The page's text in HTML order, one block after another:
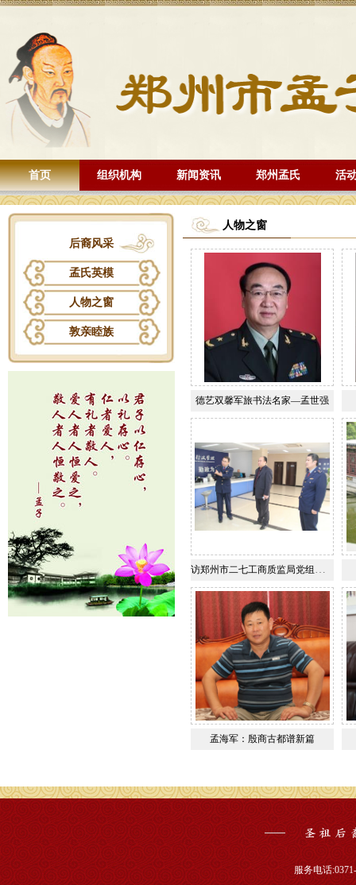
首页 组织机构 新闻资讯 郑州孟氏 活
后裔风采
孟氏英模
人物之窗
敦亲睦族
人物之窗
德艺双馨军旅书法名家—孟世强
访郑州市二七工商质监局党组书记局长孟文建
孟海军：殷商古都谱新篇
服务电话